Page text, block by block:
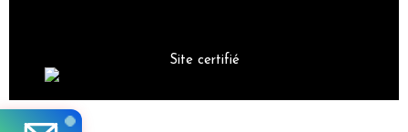
Site certifié